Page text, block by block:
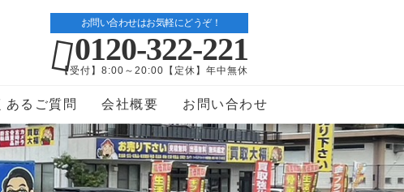
お問い合わせはお気軽にどうぞ！
0120-322-221
【受付】8:00～20:00【定休】年中無休
あるご質問 会社概要 お問い合わせ